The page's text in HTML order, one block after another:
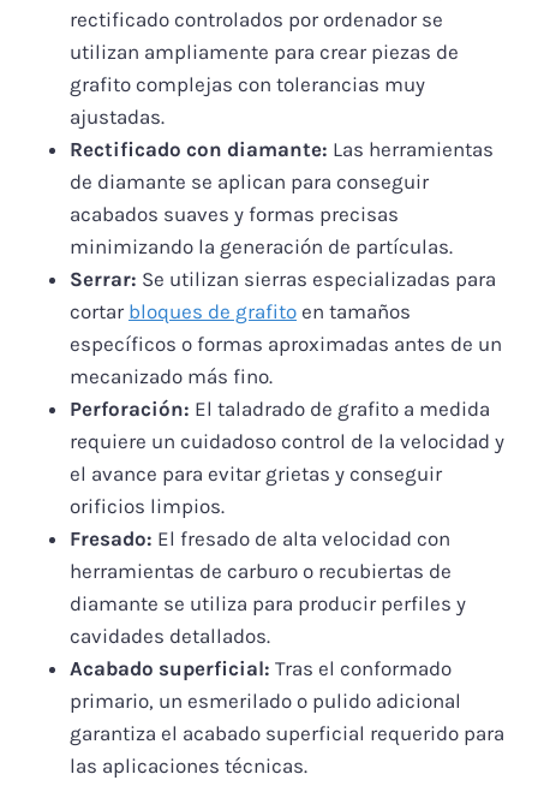
rectificado controlados por ordenador se
utilizan ampliamente para crear piezas de
grafito complejas con tolerancias muy
ajustadas.
Rectificado con diamante: Las herramientas
de diamante se aplican para conseguir
acabados suaves y formas precisas
minimizando la generación de partículas.
Serrar: Se utilizan sierras especializadas para
cortar bloques de grafito en tamaños
específicos o formas aproximadas antes de un
mecanizado más fino.
Perforación: El taladrado de grafito a medida
requiere un cuidadoso control de la velocidad y
el avance para evitar grietas y conseguir
orificios limpios.
Fresado: El fresado de alta velocidad con
herramientas de carburo o recubiertas de
diamante se utiliza para producir perfiles y
cavidades detallados.
Acabado superficial: Tras el conformado
primario, un esmerilado o pulido adicional
garantiza el acabado superficial requerido para
las aplicaciones técnicas.